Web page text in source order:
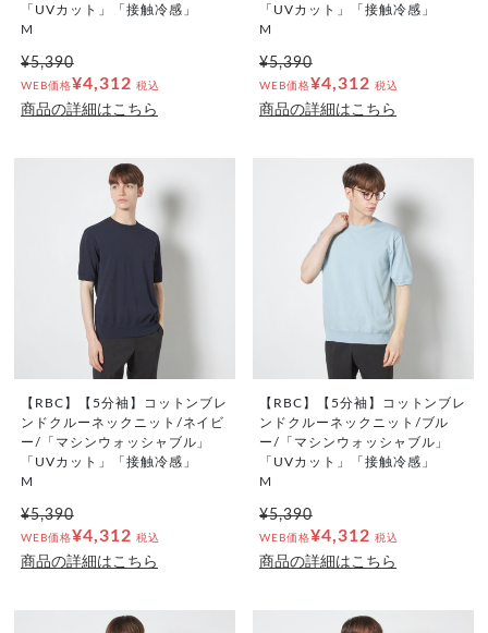
「UVカット」「接触冷感」
M
¥5,390
WEB価格¥4,312 税込
商品の詳細はこちら
「UVカット」「接触冷感」
M
¥5,390
WEB価格¥4,312 税込
商品の詳細はこちら
【RBC】【5分袖】コットンブレ
ンドクルーネックニット/ネイビ
ー/「マシンウォッシャブル」
「UVカット」「接触冷感」
M
¥5,390
WEB価格¥4,312 税込
商品の詳細はこちら
【RBC】【5分袖】コットンブレ
ンドクルーネックニット/ブル
ー/「マシンウォッシャブル」
「UVカット」「接触冷感」
M
¥5,390
WEB価格¥4,312 税込
商品の詳細はこちら